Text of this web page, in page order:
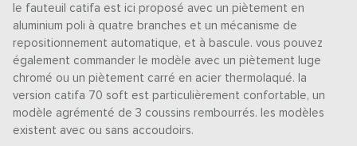
le fauteuil catifa est ici proposé avec un piètement en
aluminium poli à quatre branches et un mécanisme de
repositionnement automatique, et à bascule. vous pouvez
également commander le modèle avec un piètement luge
chromé ou un piètement carré en acier thermolaqué. la
version catifa 70 soft est particulièrement confortable, un
modèle agrémenté de 3 coussins rembourrés. les modèles
existent avec ou sans accoudoirs.